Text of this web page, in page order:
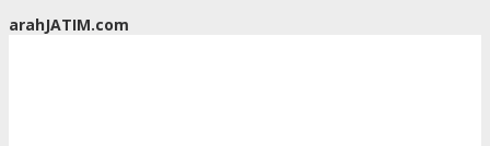
arahJATIM.com